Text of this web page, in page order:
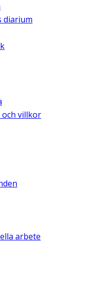
diarium
och villkor
arbete